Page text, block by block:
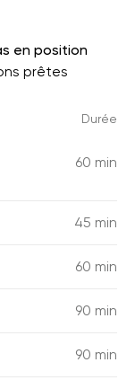
en position
prêtes
Durée
60 min
45 min
60 min
90 min
90 min